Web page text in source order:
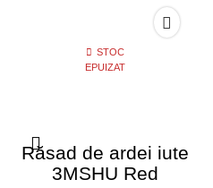
STOC
EPUIZAT
Răsad de ardei iute
3MSHU Red